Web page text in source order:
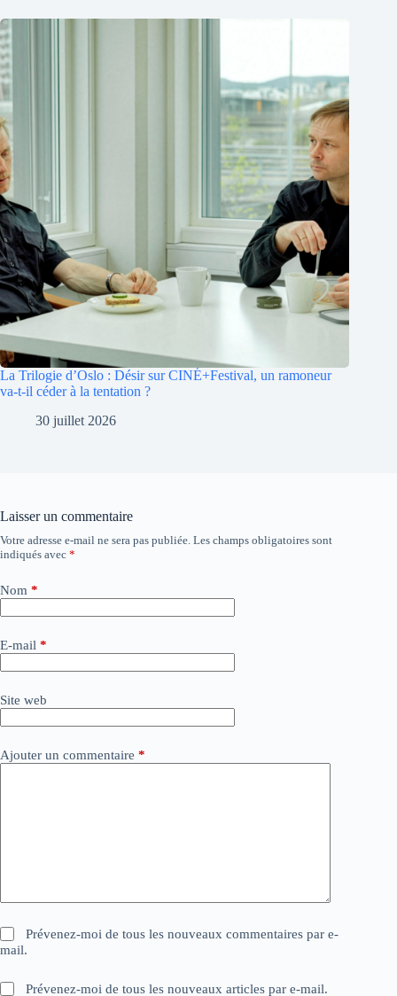
La Trilogie d’Oslo : Désir sur CINÉ+Festival, un ramoneur
va-t-il céder à la tentation ?
30 juillet 2026
Laisser un commentaire
Votre adresse e-mail ne sera pas publiée. Les champs obligatoires sont
indiqués avec *
Nom *
E-mail *
Site web
Ajouter un commentaire *
Prévenez-moi de tous les nouveaux commentaires par e-
mail.
Prévenez-moi de tous les nouveaux articles par e-mail.
A
l
e
n
a
t
i
e